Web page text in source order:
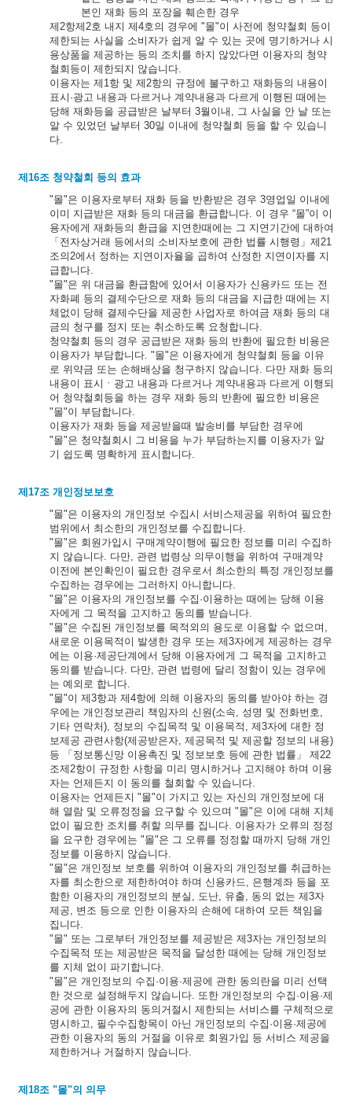
본인 재화 등의 포장을 훼손한 경우
제2항제2호 내지 제4호의 경우에 "몰"이 사전에 청약철회 등이
제한되는 사실을 소비자가 쉽게 알 수 있는 곳에 명기하거나 시
용상품을 제공하는 등의 조치를 하지 않았다면 이용자의 청약
철회등이 제한되지 않습니다.
이용자는 제1항 및 제2항의 규정에 불구하고 재화등의 내용이
표시·광고 내용과 다르거나 계약내용과 다르게 이행된 때에는
당해 재화등을 공급받은 날부터 3월이내, 그 사실을 안 날 또는
알 수 있었던 날부터 30일 이내에 청약철회 등을 할 수 있습니
다.
제16조 청약철회 등의 효과
"몰"은 이용자로부터 재화 등을 반환받은 경우 3영업일 이내에
이미 지급받은 재화 등의 대금을 환급합니다. 이 경우 “몰”이 이
용자에게 재화등의 환급을 지연한때에는 그 지연기간에 대하여
「전자상거래 등에서의 소비자보호에 관한 법률 시행령」제21
조의2에서 정하는 지연이자율을 곱하여 산정한 지연이자를 지
급합니다.
"몰"은 위 대금을 환급함에 있어서 이용자가 신용카드 또는 전
자화폐 등의 결제수단으로 재화 등의 대금을 지급한 때에는 지
체없이 당해 결제수단을 제공한 사업자로 하여금 재화 등의 대
금의 청구를 정지 또는 취소하도록 요청합니다.
청약철회 등의 경우 공급받은 재화 등의 반환에 필요한 비용은
이용자가 부담합니다. "몰"은 이용자에게 청약철회 등을 이유
로 위약금 또는 손해배상을 청구하지 않습니다. 다만 재화 등의
내용이 표시ㆍ광고 내용과 다르거나 계약내용과 다르게 이행되
어 청약철회등을 하는 경우 재화 등의 반환에 필요한 비용은
"몰"이 부담합니다.
이용자가 재화 등을 제공받을때 발송비를 부담한 경우에
"몰"은 청약철회시 그 비용을 누가 부담하는지를 이용자가 알
기 쉽도록 명확하게 표시합니다.
제17조 개인정보보호
"몰"은 이용자의 개인정보 수집시 서비스제공을 위하여 필요한
범위에서 최소한의 개인정보를 수집합니다.
"몰"은 회원가입시 구매계약이행에 필요한 정보를 미리 수집하
지 않습니다. 다만, 관련 법령상 의무이행을 위하여 구매계약
이전에 본인확인이 필요한 경우로서 최소한의 특정 개인정보를
수집하는 경우에는 그러하지 아니합니다.
"몰"은 이용자의 개인정보를 수집·이용하는 때에는 당해 이용
자에게 그 목적을 고지하고 동의를 받습니다.
"몰"은 수집된 개인정보를 목적외의 용도로 이용할 수 없으며,
새로운 이용목적이 발생한 경우 또는 제3자에게 제공하는 경우
에는 이용·제공단계에서 당해 이용자에게 그 목적을 고지하고
동의를 받습니다. 다만, 관련 법령에 달리 정함이 있는 경우에
는 예외로 합니다.
"몰"이 제3항과 제4항에 의해 이용자의 동의를 받아야 하는 경
우에는 개인정보관리 책임자의 신원(소속, 성명 및 전화번호,
기타 연락처), 정보의 수집목적 및 이용목적, 제3자에 대한 정
보제공 관련사항(제공받은자, 제공목적 및 제공할 정보의 내용)
등 「정보통신망 이용촉진 및 정보보호 등에 관한 법률」 제22
조제2항이 규정한 사항을 미리 명시하거나 고지해야 하며 이용
자는 언제든지 이 동의를 철회할 수 있습니다.
이용자는 언제든지 "몰"이 가지고 있는 자신의 개인정보에 대
해 열람 및 오류정정을 요구할 수 있으며 "몰"은 이에 대해 지체
없이 필요한 조치를 취할 의무를 집니다. 이용자가 오류의 정정
을 요구한 경우에는 "몰"은 그 오류를 정정할 때까지 당해 개인
정보를 이용하지 않습니다.
"몰"은 개인정보 보호를 위하여 이용자의 개인정보를 취급하는
자를 최소한으로 제한하여야 하며 신용카드, 은행계좌 등을 포
함한 이용자의 개인정보의 분실, 도난, 유출, 동의 없는 제3자
제공, 변조 등으로 인한 이용자의 손해에 대하여 모든 책임을
집니다.
"몰" 또는 그로부터 개인정보를 제공받은 제3자는 개인정보의
수집목적 또는 제공받은 목적을 달성한 때에는 당해 개인정보
를 지체 없이 파기합니다.
"몰"은 개인정보의 수집·이용·제공에 관한 동의란을 미리 선택
한 것으로 설정해두지 않습니다. 또한 개인정보의 수집·이용·제
공에 관한 이용자의 동의거절시 제한되는 서비스를 구체적으로
명시하고, 필수수집항목이 아닌 개인정보의 수집·이용·제공에
관한 이용자의 동의 거절을 이유로 회원가입 등 서비스 제공을
제한하거나 거절하지 않습니다.
제18조 "몰"의 의무